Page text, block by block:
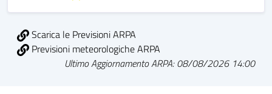
Scarica le Previsioni ARPA
Previsioni meteorologiche ARPA
Ultimo Aggiornamento ARPA: 08/08/2026 14:00